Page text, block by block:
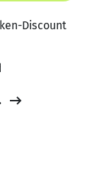
Discount